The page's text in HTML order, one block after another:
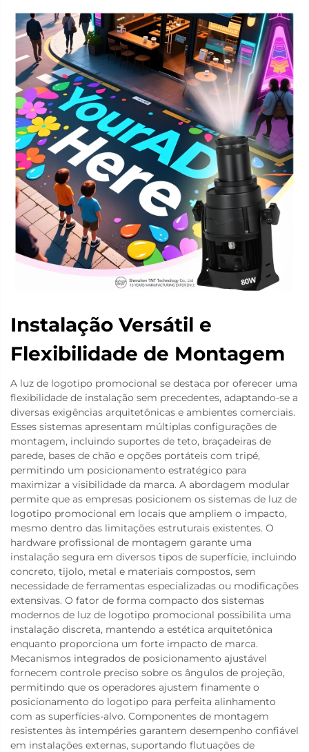
Instalação Versátil e
Flexibilidade de Montagem
A luz de logotipo promocional se destaca por oferecer uma
flexibilidade de instalação sem precedentes, adaptando-se a
diversas exigências arquitetônicas e ambientes comerciais.
Esses sistemas apresentam múltiplas configurações de
montagem, incluindo suportes de teto, braçadeiras de
parede, bases de chão e opções portáteis com tripé,
permitindo um posicionamento estratégico para
maximizar a visibilidade da marca. A abordagem modular
permite que as empresas posicionem os sistemas de luz de
logotipo promocional em locais que ampliem o impacto,
mesmo dentro das limitações estruturais existentes. O
hardware profissional de montagem garante uma
instalação segura em diversos tipos de superfície, incluindo
concreto, tijolo, metal e materiais compostos, sem
necessidade de ferramentas especializadas ou modificações
extensivas. O fator de forma compacto dos sistemas
modernos de luz de logotipo promocional possibilita uma
instalação discreta, mantendo a estética arquitetônica
enquanto proporciona um forte impacto de marca.
Mecanismos integrados de posicionamento ajustável
fornecem controle preciso sobre os ângulos de projeção,
permitindo que os operadores ajustem finamente o
posicionamento do logotipo para perfeita alinhamento
com as superfícies-alvo. Componentes de montagem
resistentes às intempéries garantem desempenho confiável
em instalações externas, suportando flutuações de